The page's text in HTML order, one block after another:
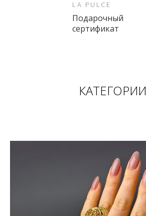
LA PULCE
Подарочный
сертификат
КАТЕГОРИИ